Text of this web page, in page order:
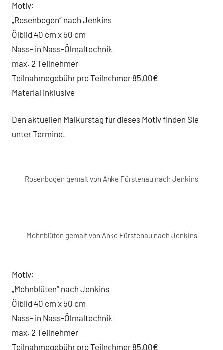
Motiv:
„Rosenbogen“ nach Jenkins
Ölbild 40 cm x 50 cm
Nass- in Nass-Ölmaltechnik
max. 2 Teilnehmer
Teilnahmegebühr pro Teilnehmer 85,00€
Material inklusive
Den aktuellen Malkurstag für dieses Motiv finden Sie
unter Termine.
Rosenbogen gemalt von Anke Fürstenau nach Jenkins
Mohnblüten gemalt von Anke Fürstenau nach Jenkins
Motiv:
„Mohnblüten“ nach Jenkins
Ölbild 40 cm x 50 cm
Nass- in Nass-Ölmaltechnik
max. 2 Teilnehmer
Teilnahmegebühr pro Teilnehmer 85,00€